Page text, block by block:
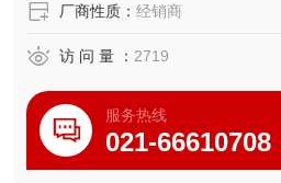
本模型由进口PVC材料经模具浇模
作真实、结构合理和经久耐用等特点
厂商性质： 经销商
访 问 量 ： 2719
服务热线
021-66610708